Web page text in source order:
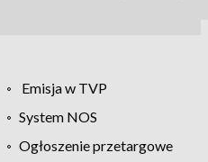
Emisja w TVP
System NOS
Ogłoszenie przetargowe